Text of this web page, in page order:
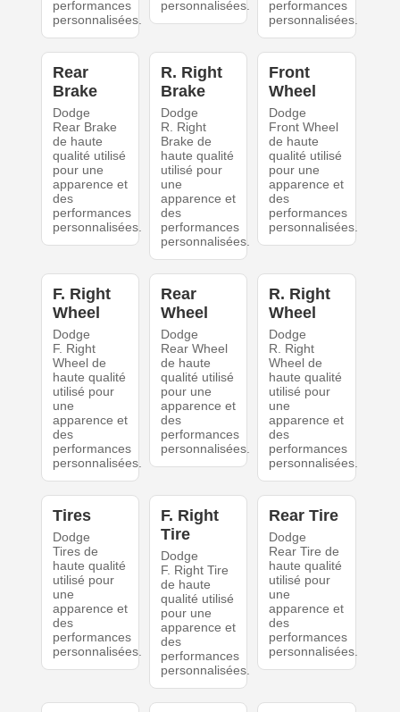
performances
personnalisées.
personnalisées.
performances
personnalisées.
Rear
Brake
Dodge
Rear Brake
de haute
qualité utilisé
pour une
apparence et
des
performances
personnalisées.
R. Right
Brake
Dodge
R. Right
Brake de
haute qualité
utilisé pour
une
apparence et
des
performances
personnalisées.
Front
Wheel
Dodge
Front Wheel
de haute
qualité utilisé
pour une
apparence et
des
performances
personnalisées.
F. Right
Wheel
Dodge
F. Right
Wheel de
haute qualité
utilisé pour
une
apparence et
des
performances
personnalisées.
Rear
Wheel
Dodge
Rear Wheel
de haute
qualité utilisé
pour une
apparence et
des
performances
personnalisées.
R. Right
Wheel
Dodge
R. Right
Wheel de
haute qualité
utilisé pour
une
apparence et
des
performances
personnalisées.
Tires
Dodge
Tires de
haute qualité
utilisé pour
une
apparence et
des
performances
personnalisées.
F. Right
Tire
Dodge
F. Right Tire
de haute
qualité utilisé
pour une
apparence et
des
performances
personnalisées.
Rear Tire
Dodge
Rear Tire de
haute qualité
utilisé pour
une
apparence et
des
performances
personnalisées.